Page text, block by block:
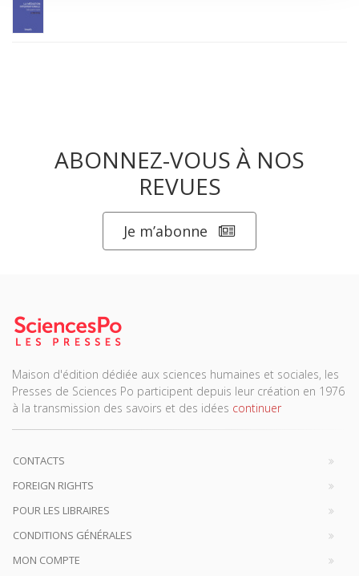
ABONNEZ-VOUS À NOS
REVUES
Je m’abonne
Maison d'édition dédiée aux sciences humaines et sociales, les
Presses de Sciences Po participent depuis leur création en 1976
à la transmission des savoirs et des idées continuer
CONTACTS
FOREIGN RIGHTS
POUR LES LIBRAIRES
CONDITIONS GÉNÉRALES
MON COMPTE